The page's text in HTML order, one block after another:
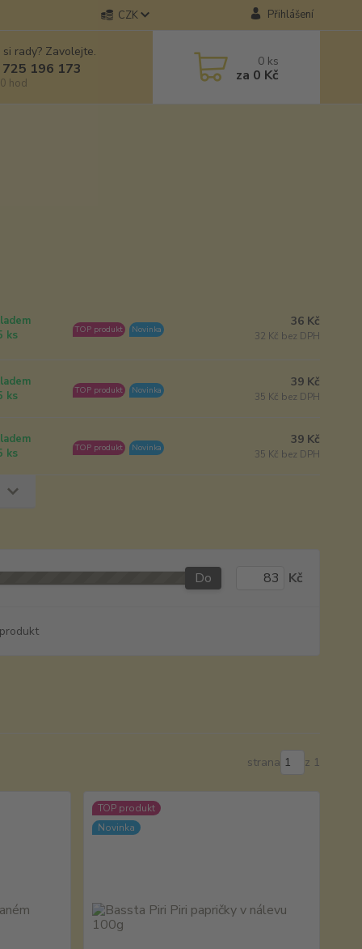
CZK Přihlášení
rady? Zavolejte.
196 173
hod
0 ks
za 0 Kč
ks
TOP produkt Novinka
36 Kč
32 Kč bez DPH
ks
TOP produkt Novinka
39 Kč
35 Kč bez DPH
ks
TOP produkt Novinka
39 Kč
35 Kč bez DPH
Do Kč
strana z 1
TOP produkt
Novinka